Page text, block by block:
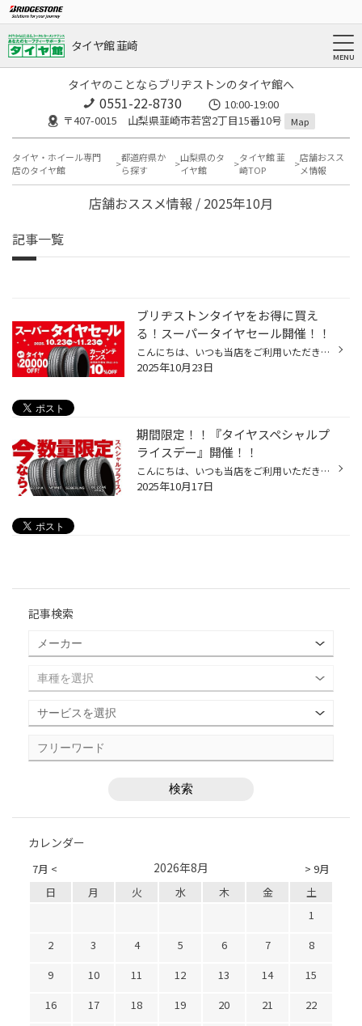
タイヤ館 韮崎
タイヤのことならブリヂストンのタイヤ館へ
0551-22-8730
10:00-19:00
〒407-0015 山梨県韮崎市若宮2丁目15番10号
Map
タイヤ・ホイール専門
店のタイヤ館
都道府県か
ら探す
山梨県のタ
イヤ館
タイヤ館 韮
崎TOP
店舗おスス
メ情報
店舗おススメ情報 / 2025年10月
記事一覧
ブリヂストンタイヤをお得に買え
る！スーパータイヤセール開催！！
こんにちは、いつも当店をご利用いただきましてありがとうございます。 コクピット・タイヤ館では、ブリヂストンタイヤをお得に買える！ スーパータイヤセールを開催いたします！ ブリヂストンのタイヤを4本ご購入で最大20,000OFF！ タイヤをお得にご購入頂けるチャンスです！ 夏タイヤの交換やスタ...
2025年10月23日
期間限定！！『タイヤスペシャルプ
ライスデー』開催！！
こんにちは、いつも当店をご利用いただきましてありがとうございます。 本日より、コクピット・タイヤ館におきまして、 期間限定！ サイズ限定！！ 数量限定！！！ お得にお買い求めいただける、「タイヤスペシャルプライスデー」がスタートします！ お得なタイヤのご紹介！！ ワゴンR、N-BOX、タン...
2025年10月17日
記事検索
カレンダー
7月 < > 9月
2026年8月
日 月 火 水 木 金
土
1
2
3 4 5 6 7
8
9
10 11 12 13 14
15
16
17 18 19 20 21
22